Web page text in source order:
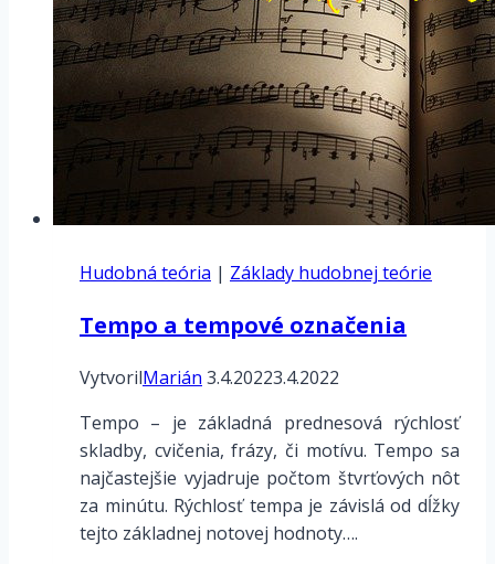
Hudobná teória | Základy hudobnej teórie
Tempo a tempové označenia
VytvorilMarián 3.4.20223.4.2022
Tempo – je základná prednesová rýchlosť
skladby, cvičenia, frázy, či motívu. Tempo sa
najčastejšie vyjadruje počtom štvrťových nôt
za minútu. Rýchlosť tempa je závislá od dĺžky
tejto základnej notovej hodnoty….